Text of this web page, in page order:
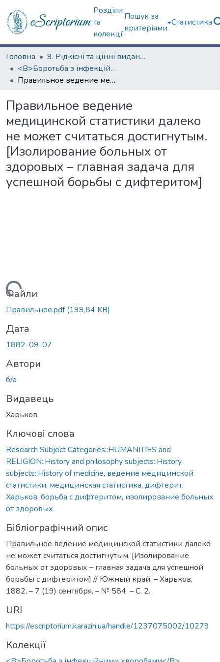
Розділи
та
колекції
Пошук за
критеріями
Статистика
Головна
9. Рідкісні та цінні видання
<B>Боротьба з інфекційними хворобами</B>
Правильное ведение медицинской статистики далеко не может считаться достигнутым. [Изолирование больных от здоровых – главная задача для успешной борьбы с дифтеритом]
Правильное ведение
медицинской статистики далеко
не может считаться достигнутым.
[Изолирование больных от
здоровых – главная задача для
успешной борьбы с дифтеритом]
Вантажиться...
Файли
Правильное.pdf(199,84 KB)
Дата
1882-09-07
Автори
б/а
Видавець
Харьков
Ключові слова
Research Subject Categories::HUMANITIES and
RELIGION::History and philosophy subjects::History
subjects::History of medicine, ведение медицинской
статистики, медицинская статистика, дифтерит,
Харьков, борьба с дифтеритом, изолирование больных
от здоровых
Бібліографічний опис
Правильное ведение медицинской статистики далеко
не может считаться достигнутым. [Изолирование
больных от здоровых – главная задача для успешной
борьбы с дифтеритом] // Южный край. – Харьков,
1882. – 7 (19) сентября. – № 584. – С. 2.
URI
https://escriptorium.karazin.ua/handle/1237075002/10279
Колекції